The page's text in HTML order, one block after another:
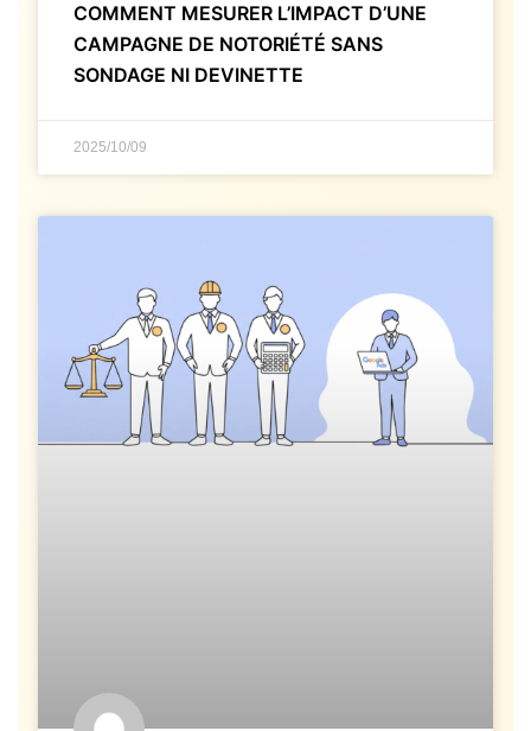
COMMENT MESURER L’IMPACT D’UNE
CAMPAGNE DE NOTORIÉTÉ SANS
SONDAGE NI DEVINETTE
2025/10/09